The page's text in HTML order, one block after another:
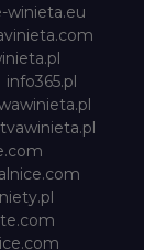
winieta.eu
info365.pl